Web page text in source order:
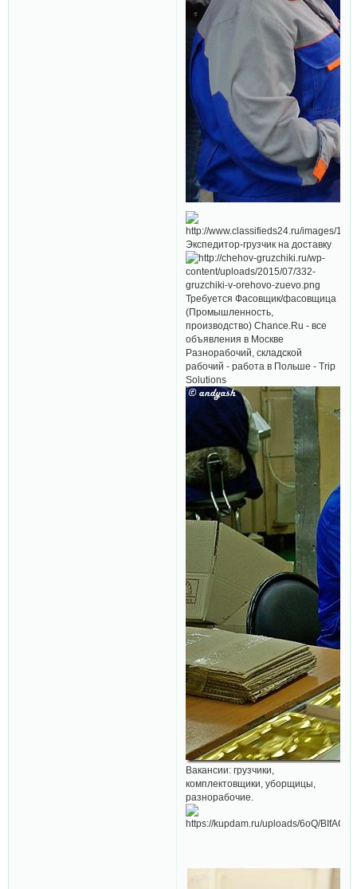
Экспедитор-грузчик на доставку
Требуется Фасовщик/фасовщица
(Промышленность,
производство) Chance.Ru - все
объявления в Москве
Разнорабочий, складской
рабочий - работа в Польше - Trip
Solutions
Вакансии: грузчики,
комплектовщики, уборщицы,
разнорабочие.